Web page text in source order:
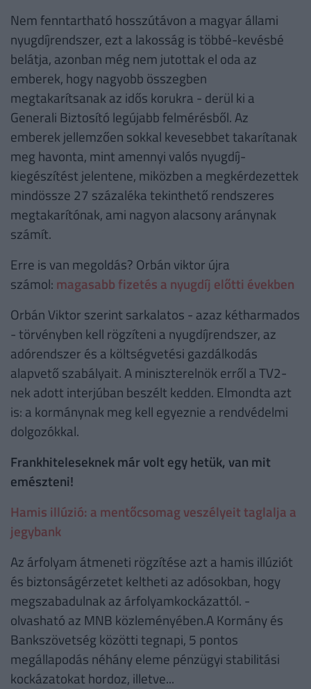
Nem fenntartható hosszútávon a magyar állami
nyugdíjrendszer, ezt a lakosság is többé-kevésbé
belátja, azonban még nem jutottak el oda az
emberek, hogy nagyobb összegben
megtakarítsanak az idős korukra - derül ki a
Generali Biztosító legújabb felmérésből. Az
emberek jellemzően sokkal kevesebbet takarítanak
meg havonta, mint amennyi valós nyugdíj-
kiegészítést jelentene, miközben a megkérdezettek
mindössze 27 százaléka tekinthető rendszeres
megtakarítónak, ami nagyon alacsony aránynak
számít.
Erre is van megoldás? Orbán viktor újra
számol: magasabb fizetés a nyugdíj előtti években
Orbán Viktor szerint sarkalatos - azaz kétharmados
- törvényben kell rögzíteni a nyugdíjrendszer, az
adórendszer és a költségvetési gazdálkodás
alapvető szabályait. A miniszterelnök erről a TV2-
nek adott interjúban beszélt kedden. Elmondta azt
is: a kormánynak meg kell egyeznie a rendvédelmi
dolgozókkal.
Frankhiteleseknek már volt egy hetük, van mit
emészteni!
Hamis illúzió: a mentőcsomag veszélyeit taglalja a
jegybank
Az árfolyam átmeneti rögzítése azt a hamis illúziót
és biztonságérzetet keltheti az adósokban, hogy
megszabadulnak az árfolyamkockázattól. -
olvasható az MNB közleményében.A Kormány és
Bankszövetség közötti tegnapi, 5 pontos
megállapodás néhány eleme pénzügyi stabilitási
kockázatokat hordoz, illetve...